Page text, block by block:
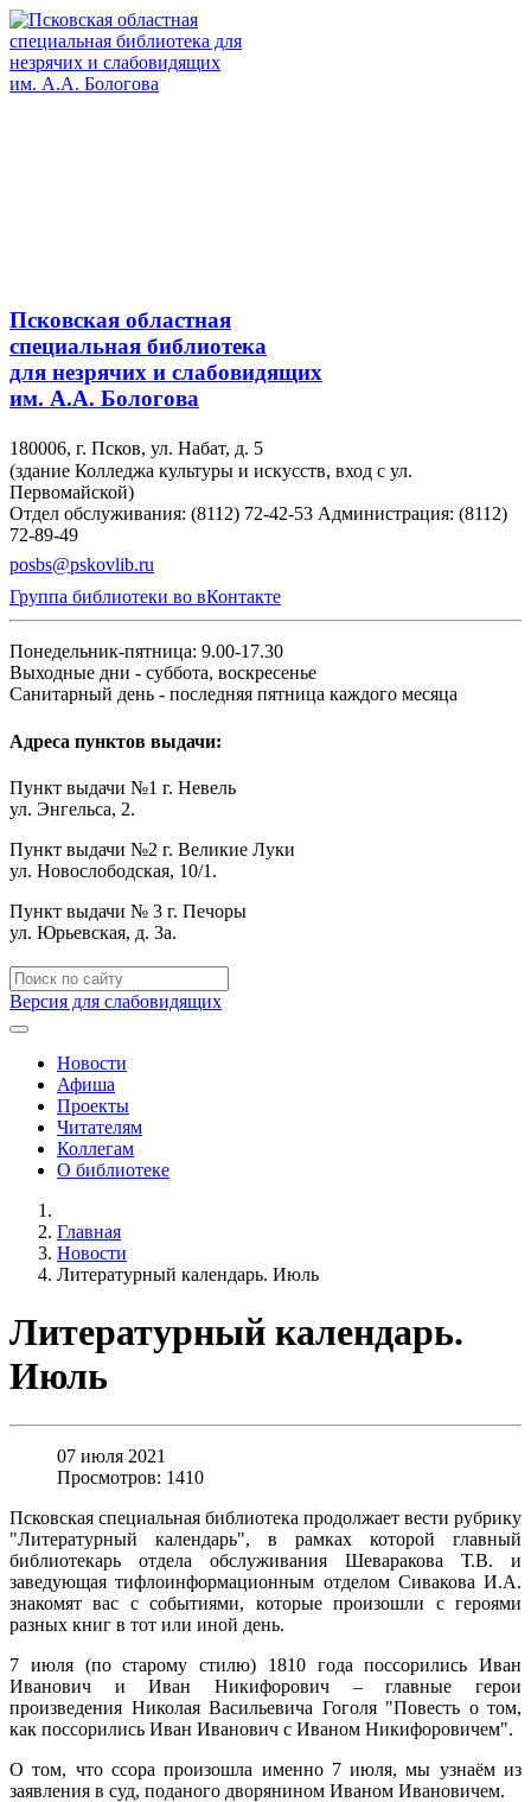
Псковская областная
специальная библиотека
для незрячих и слабовидящих
им. А.А. Бологова
180006, г. Псков, ул. Набат, д. 5
(здание Колледжа культуры и искусств, вход с ул.
Первомайской)
Отдел обслуживания: (8112) 72-42-53 Администрация: (8112)
72-89-49
posbs@pskovlib.ru
Группа библиотеки во вКонтакте
Понедельник-пятница: 9.00-17.30
Выходные дни - суббота, воскресенье
Санитарный день - последняя пятница каждого месяца
Адреса пунктов выдачи:
Пункт выдачи №1 г. Невель
ул. Энгельса, 2.
Пункт выдачи №2 г. Великие Луки
ул. Новослободская, 10/1.
Пункт выдачи № 3 г. Печоры
ул. Юрьевская, д. 3а.
Версия для слабовидящих
Новости
Афиша
Проекты
Читателям
Коллегам
О библиотеке
Главная
Новости
Литературный календарь. Июль
Литературный календарь.
Июль
07 июля 2021
Просмотров: 1410
Псковская специальная библиотека продолжает вести рубрику
"Литературный календарь", в рамках которой главный
библиотекарь отдела обслуживания Шеваракова Т.В. и
заведующая тифлоинформационным отделом Сивакова И.А.
знакомят вас с событиями, которые произошли с героями
разных книг в тот или иной день.
7 июля (по старому стилю) 1810 года поссорились Иван
Иванович и Иван Никифорович – главные герои
произведения Николая Васильевича Гоголя "Повесть о том,
как поссорились Иван Иванович с Иваном Никифоровичем".
О том, что ссора произошла именно 7 июля, мы узнаём из
заявления в суд, поданого дворянином Иваном Ивановичем.